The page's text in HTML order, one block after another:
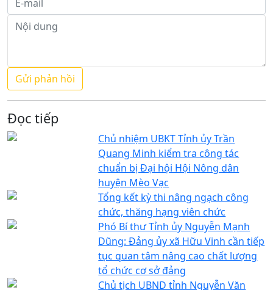
Đọc tiếp
Chủ nhiệm UBKT Tỉnh ủy Trần
Quang Minh kiểm tra công tác
chuẩn bị Đại hội Hội Nông dân
huyện Mèo Vạc
Tổng kết kỳ thi nâng ngạch công
chức, thăng hạng viên chức
Phó Bí thư Tỉnh ủy Nguyễn Mạnh
Dũng: Đảng ủy xã Hữu Vinh cần tiếp
tục quan tâm nâng cao chất lượng
tổ chức cơ sở đảng
Chủ tịch UBND tỉnh Nguyễn Văn